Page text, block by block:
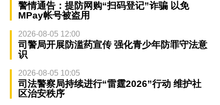
警情通告：提防网购“扫码登记”诈骗 以免
MPay帐号被盗用
2026-08-05 12:00
司警局开展防滥药宣传 强化青少年防罪守法意
识
2026-08-05 10:05
司法警察局持续进行“雷霆2026”行动 维护社
区治安秩序